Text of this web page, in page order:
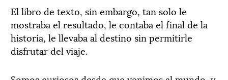
El libro de texto, sin embargo, tan solo le
mostraba el resultado, le contaba el final de la
historia, le llevaba al destino sin permitirle
disfrutar del viaje.